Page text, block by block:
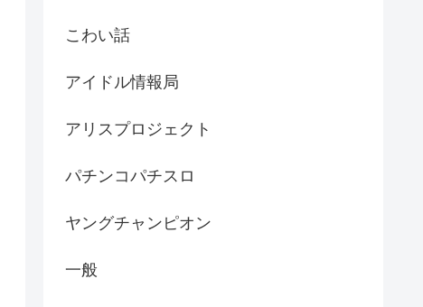
こわい話
アイドル情報局
アリスプロジェクト
パチンコパチスロ
ヤングチャンピオン
一般